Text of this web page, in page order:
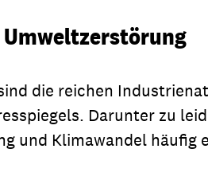
die reichen
Darunter zu
und Klimawandel häufig